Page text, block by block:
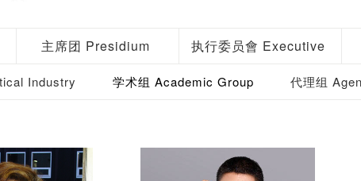
主席团 Presidium 执行委员會 Executive
Industry 学术组 Academic Group 代理组